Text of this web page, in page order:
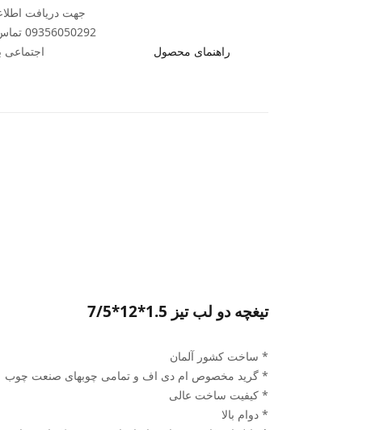
راهنمای محصول
جهت دریافت
اجتماعی
تیغچه دو لب تیز 1.5*12*7/5
* ساخت کشور آلمان
* گرید مخصوص ام دی اف و تمامی چوبهای صنعت چوب
* کیفیت ساخت عالی
* دوام بالا